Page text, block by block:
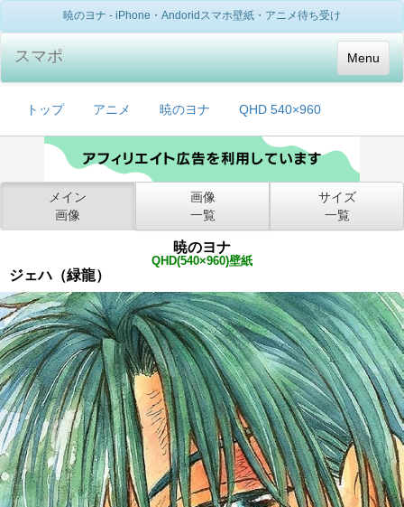
暁のヨナ - iPhone・Andoridスマホ壁紙・アニメ待ち受け
Menu
スマポ
トップ アニメ 暁のヨナ QHD 540×960
メイン
画像
画像
一覧
サイズ
一覧
暁のヨナ
QHD(540×960)壁紙
ジェハ（緑龍）